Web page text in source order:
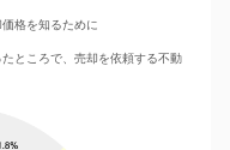
格を知るために
ところで、売却を依頼する不動